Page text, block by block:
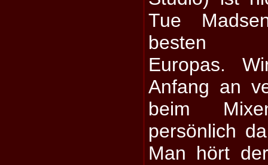
Tue
besten
Europas.
Anfang an
beim
persönlich
Man hört